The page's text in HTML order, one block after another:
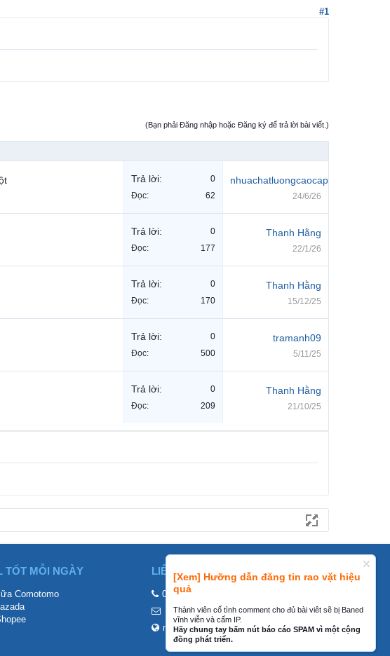
[Xem] Hưỡng dẫn đăng tin rao vặt hiệu
quả
Thành viên cố tình comment cho đủ bài viêt sẽ bị Baned
vĩnh viễn và cấm IP.
Hãy chung tay bấm nút báo cáo SPAM vì một cộng
đồng phát triển.
#1
(Bạn phải Đăng nhập hoặc Đăng ký để trả lời bài viết.)
Trả lời:
0
Đọc:
62
nhuachatluongcaocap
24/6/26
Trả lời:
0
Đọc:
177
Thanh Hằng
22/1/26
Trả lời:
0
Đọc:
170
Thanh Hằng
15/12/25
Trả lời:
0
Đọc:
500
tramanh09
5/11/25
Trả lời:
0
Đọc:
209
Thanh Hằng
21/10/25
TỐT MỖI NGÀY
Comotomo
LIÊN HỆ
0858002468
contact@mraovat.vn
mraovat.vn